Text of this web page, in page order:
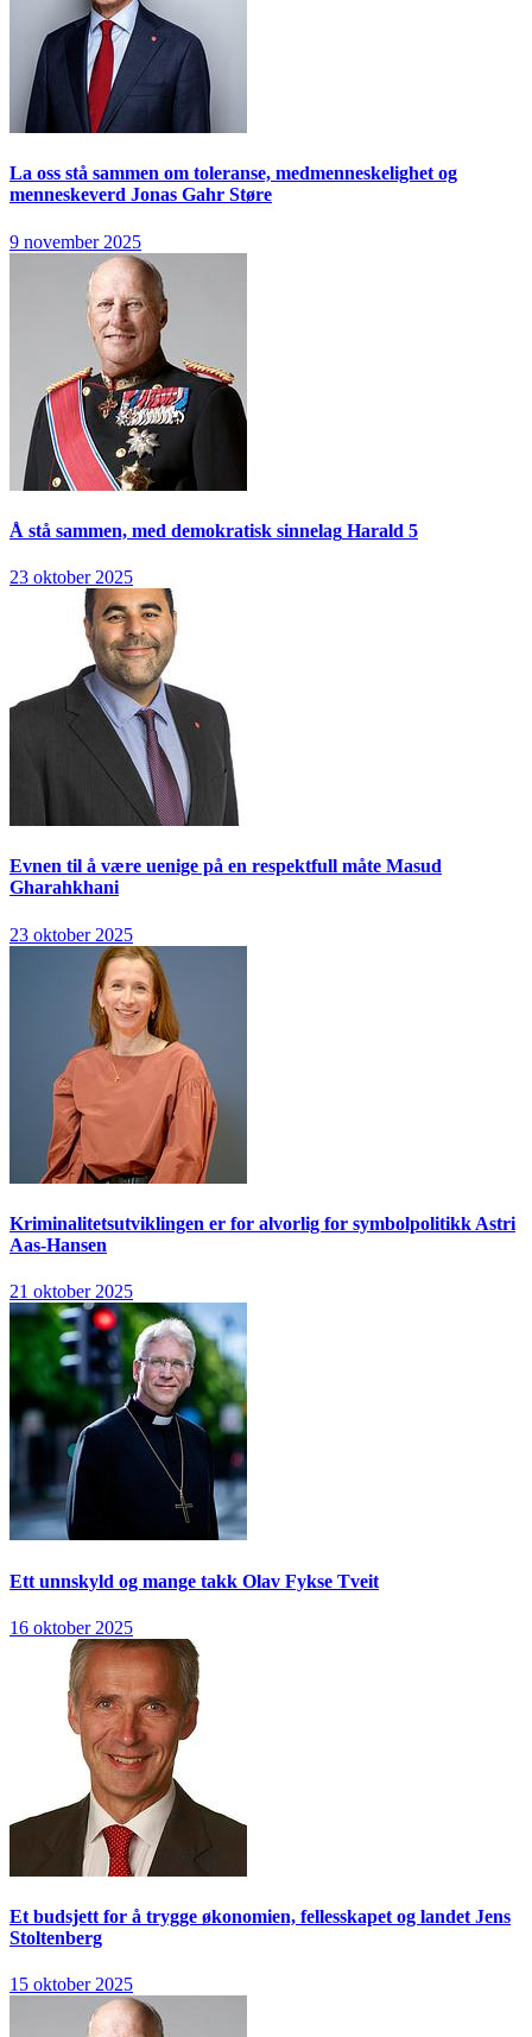
La oss stå sammen om toleranse, medmenneskelighet og
menneskeverd Jonas Gahr Støre
9 november 2025
Å stå sammen, med demokratisk sinnelag Harald 5
23 oktober 2025
Evnen til å være uenige på en respektfull måte Masud
Gharahkhani
23 oktober 2025
Kriminalitetsutviklingen er for alvorlig for symbolpolitikk Astri
Aas-Hansen
21 oktober 2025
Ett unnskyld og mange takk Olav Fykse Tveit
16 oktober 2025
Et budsjett for å trygge økonomien, fellesskapet og landet Jens
Stoltenberg
15 oktober 2025